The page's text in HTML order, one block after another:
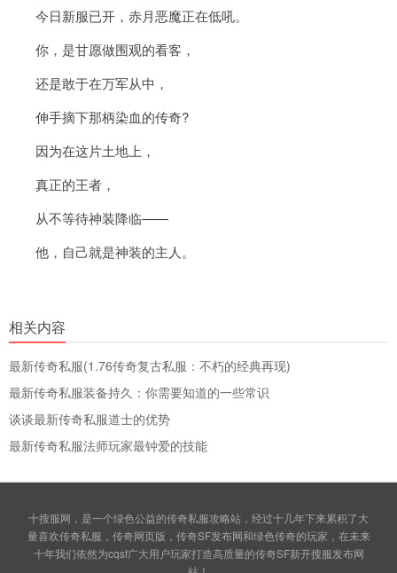
今日新服已开，赤月恶魔正在低吼。
你，是甘愿做围观的看客，
还是敢于在万军从中，
伸手摘下那柄染血的传奇?
因为在这片土地上，
真正的王者，
从不等待神装降临——
他，自己就是神装的主人。
相关内容
最新传奇私服(1.76传奇复古私服：不朽的经典再现)
最新传奇私服装备持久：你需要知道的一些常识
谈谈最新传奇私服道士的优势
最新传奇私服法师玩家最钟爱的技能
十搜服网，是一个绿色公益的传奇私服攻略站，经过十几年下来累积了大
量喜欢传奇私服，传奇网页版，传奇SF发布网和绿色传奇的玩家，在未来
十年我们依然为cqsf广大用户玩家打造高质量的传奇SF新开搜服发布网